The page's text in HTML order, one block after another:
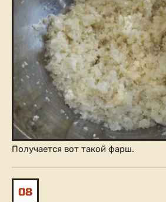
Получается вот такой фарш.
08